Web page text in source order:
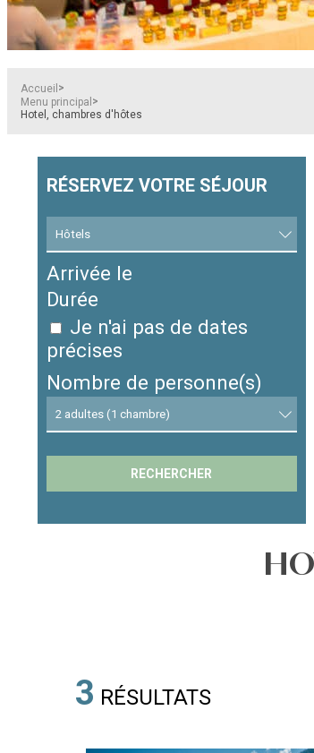
Accueil >
Menu principal >
Hotel, chambres d'hôtes
RÉSERVEZ VOTRE SÉJOUR
Arrivée le
Durée
Je n'ai pas de dates
précises
Nombre de personne(s)
3 RÉSULTATS